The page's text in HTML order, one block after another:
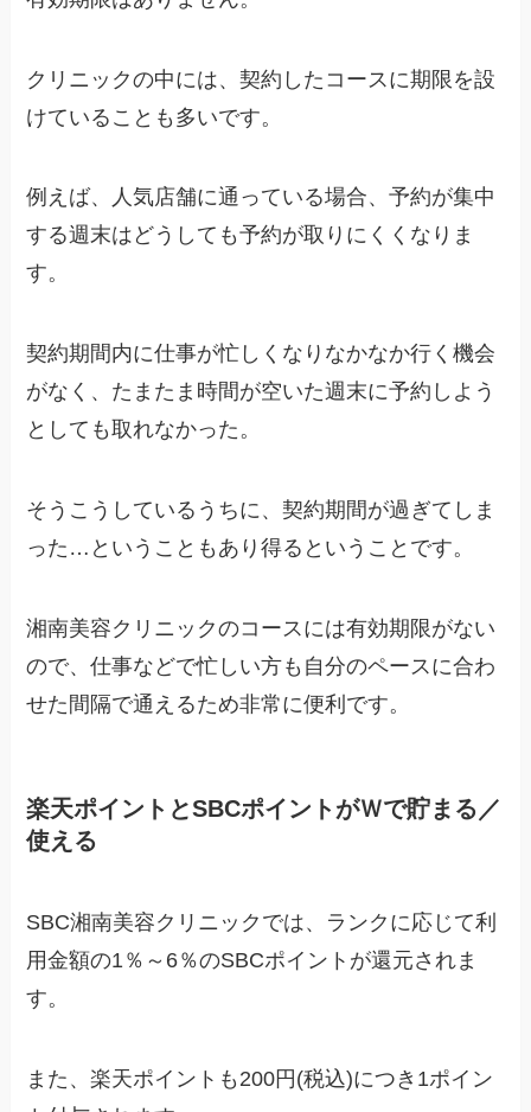
クリニックの中には、契約したコースに期限を設
けていることも多いです。
例えば、人気店舗に通っている場合、予約が集中
する週末はどうしても予約が取りにくくなりま
す。
契約期間内に仕事が忙しくなりなかなか行く機会
がなく、たまたま時間が空いた週末に予約しよう
としても取れなかった。
そうこうしているうちに、契約期間が過ぎてしま
った…ということもあり得るということです。
湘南美容クリニックのコースには有効期限がない
ので、仕事などで忙しい方も自分のペースに合わ
せた間隔で通えるため非常に便利です。
楽天ポイントとSBCポイントがＷで貯まる／
使える
SBC湘南美容クリニックでは、ランクに応じて利
用金額の1％～6％のSBCポイントが還元されま
す。
また、楽天ポイントも200円(税込)につき1ポイン